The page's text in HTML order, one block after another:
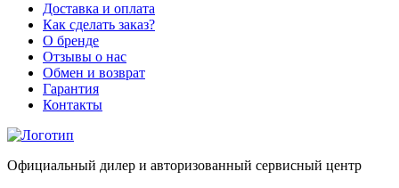
Доставка и оплата
Как сделать заказ?
О бренде
Отзывы о нас
Обмен и возврат
Гарантия
Контакты
Официальный дилер и авторизованный сервисный центр